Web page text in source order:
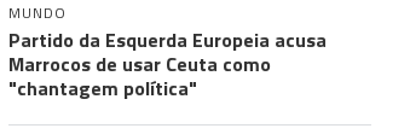
MUNDO
Partido da Esquerda Europeia acusa
Marrocos de usar Ceuta como
"chantagem política"